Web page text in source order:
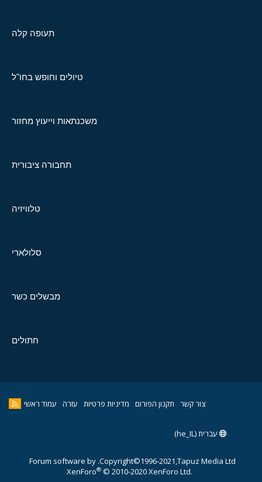
תעופה קלה
טיולים וחופש בחו"ל
משכנתאות וייעוץ מחזור
תחבורה ציבורית
טלוויזיה
סלולארי
מבשלים כשר
חתולים
צור קשר תקנון הפורום מדיניות פרטיות עזרה עמוד ראשי
עברית (he_IL)
Copyright©1996-2021,Tapuz Media Ltd.
Forum software by
XenForo® © 2010-2020 XenForo Ltd.